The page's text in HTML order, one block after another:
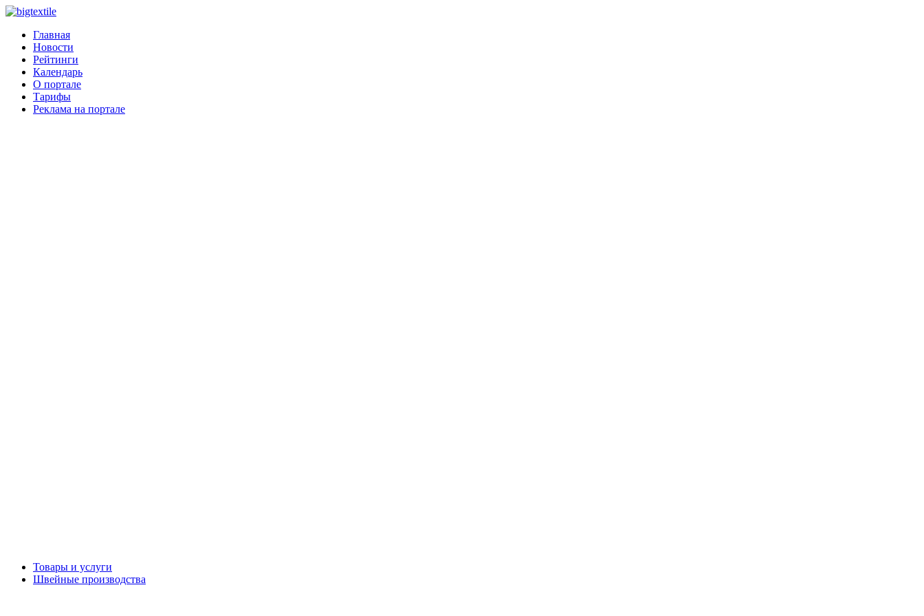
Главная
Новости
Рейтинги
Календарь
О портале
Тарифы
Реклама на портале
Товары и услуги
Швейные производства